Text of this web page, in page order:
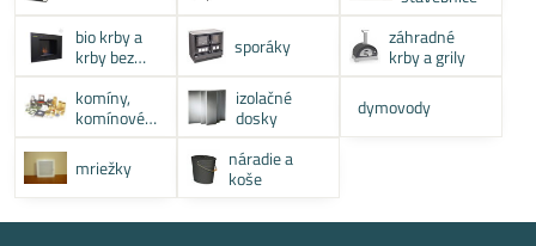
bio krby a
krby bez
komína
sporáky
záhradné
krby a grily
komíny,
komínové
systémy
izolačné
dosky
dymovody
mriežky
náradie a
koše